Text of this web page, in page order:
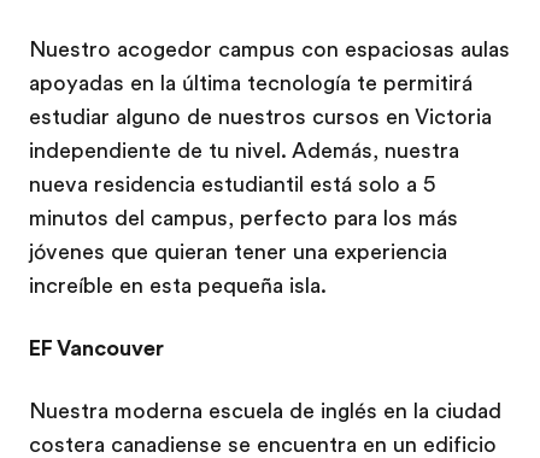
Nuestro acogedor campus con espaciosas aulas
apoyadas en la última tecnología te permitirá
estudiar alguno de nuestros cursos en Victoria
independiente de tu nivel. Además, nuestra
nueva residencia estudiantil está solo a 5
minutos del campus, perfecto para los más
jóvenes que quieran tener una experiencia
increíble en esta pequeña isla.
EF Vancouver
Nuestra moderna escuela de inglés en la ciudad
costera canadiense se encuentra en un edificio